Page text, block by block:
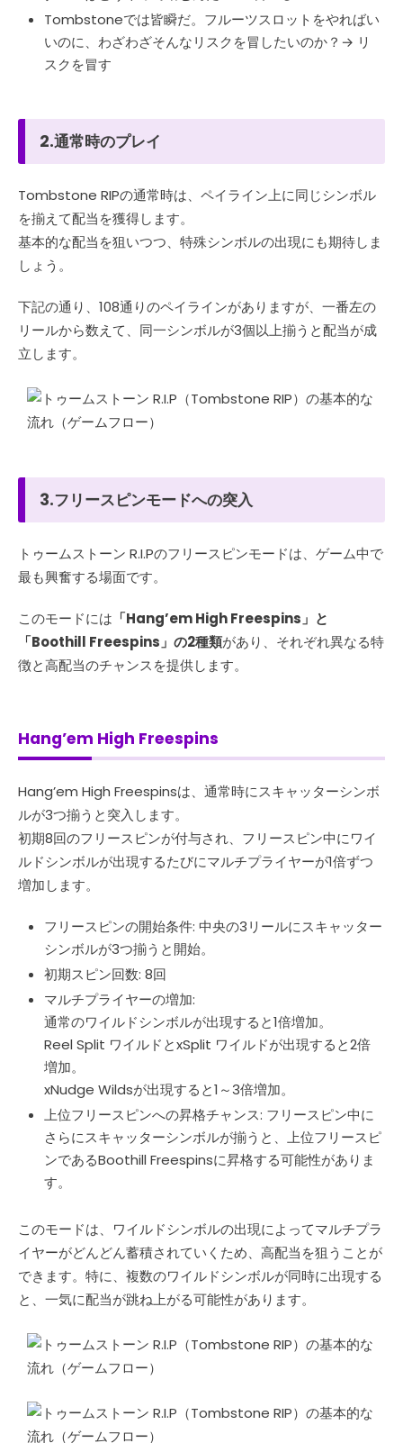
Tombstoneでは皆瞬だ。フルーツスロットをやればい
いのに、わざわざそんなリスクを冒したいのか？→ リ
スクを冒す
2.通常時のプレイ
Tombstone RIPの通常時は、ペイライン上に同じシンボル
を揃えて配当を獲得します。
基本的な配当を狙いつつ、特殊シンボルの出現にも期待しま
しょう。
下記の通り、108通りのペイラインがありますが、一番左の
リールから数えて、同一シンボルが3個以上揃うと配当が成
立します。
3.フリースピンモードへの突入
トゥームストーン R.I.Pのフリースピンモードは、ゲーム中で
最も興奮する場面です。
このモードには 「Hang’em High Freespins」と
「Boothill Freespins」の2種類があり、それぞれ異なる特
徴と高配当のチャンスを提供します。
Hang’em High Freespins
Hang’em High Freespinsは、通常時にスキャッターシンボ
ルが3つ揃うと突入します。
初期8回のフリースピンが付与され、フリースピン中にワイ
ルドシンボルが出現するたびにマルチプライヤーが1倍ずつ
増加します。
フリースピンの開始条件: 中央の3リールにスキャッター
シンボルが3つ揃うと開始。
初期スピン回数: 8回
マルチプライヤーの増加:
通常のワイルドシンボルが出現すると1倍増加。
Reel Split ワイルドとxSplit ワイルドが出現すると2倍
増加。
xNudge Wildsが出現すると1～3倍増加。
上位フリースピンへの昇格チャンス: フリースピン中に
さらにスキャッターシンボルが揃うと、上位フリースピ
ンであるBoothill Freespinsに昇格する可能性がありま
す。
このモードは、ワイルドシンボルの出現によってマルチプラ
イヤーがどんどん蓄積されていくため、高配当を狙うことが
できます。特に、複数のワイルドシンボルが同時に出現する
と、一気に配当が跳ね上がる可能性があります。